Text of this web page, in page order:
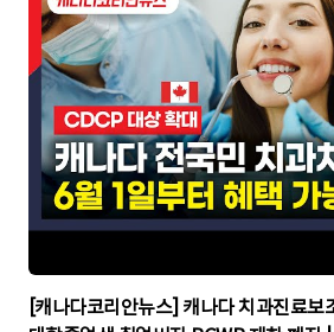
▶
[캐나다코리안뉴스] 캐나다 치과진료보